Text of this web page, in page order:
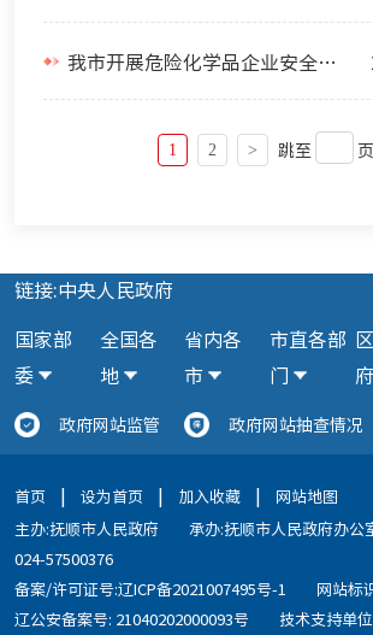
我市开展危险化学品企业安全生产培训
1 2 > 跳至 页
链接:中央人民政府
国家部
委
全国各
地
省内各
市
市直各部
门
府
政府网站监管 政府网站抽查情况
首页 | 设为首页 | 加入收藏 |
网站地图
主办:抚顺市人民政府
承办:抚顺市人民政府办公
024-57500376
备案/许可证号:辽ICP备2021007495号-1
网站标
辽公安备案号: 21040202000093号
技术支持单